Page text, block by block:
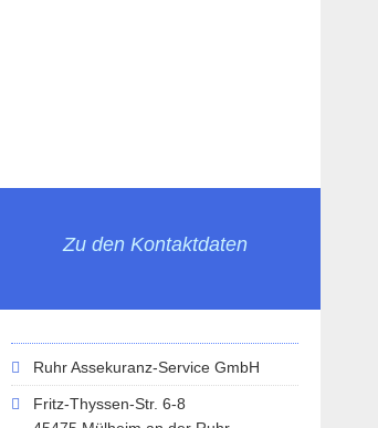
Zu den Kontaktdaten
Ruhr Assekuranz-Service GmbH
Fritz-Thyssen-Str. 6-8